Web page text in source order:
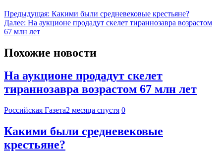
Предыдущая: Какими были средневековые крестьяне?
Далее: На аукционе продадут скелет тираннозавра возрастом
67 млн лет
Похожие новости
На аукционе продадут скелет
тираннозавра возрастом 67 млн лет
Российская Газета2 месяца спустя 0
Какими были средневековые
крестьяне?